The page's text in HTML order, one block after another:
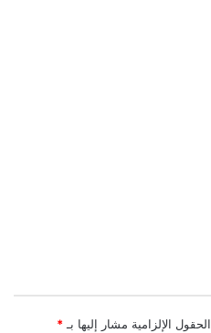
الحقول الإلزامية مشار إليها بـ *